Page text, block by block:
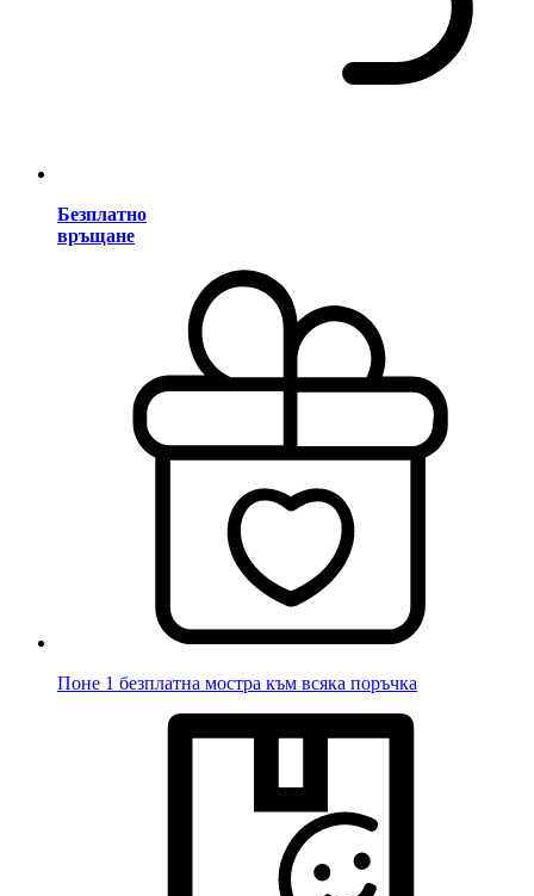
Безплатно
връщане
Поне 1 безплатна мостра към всяка поръчка